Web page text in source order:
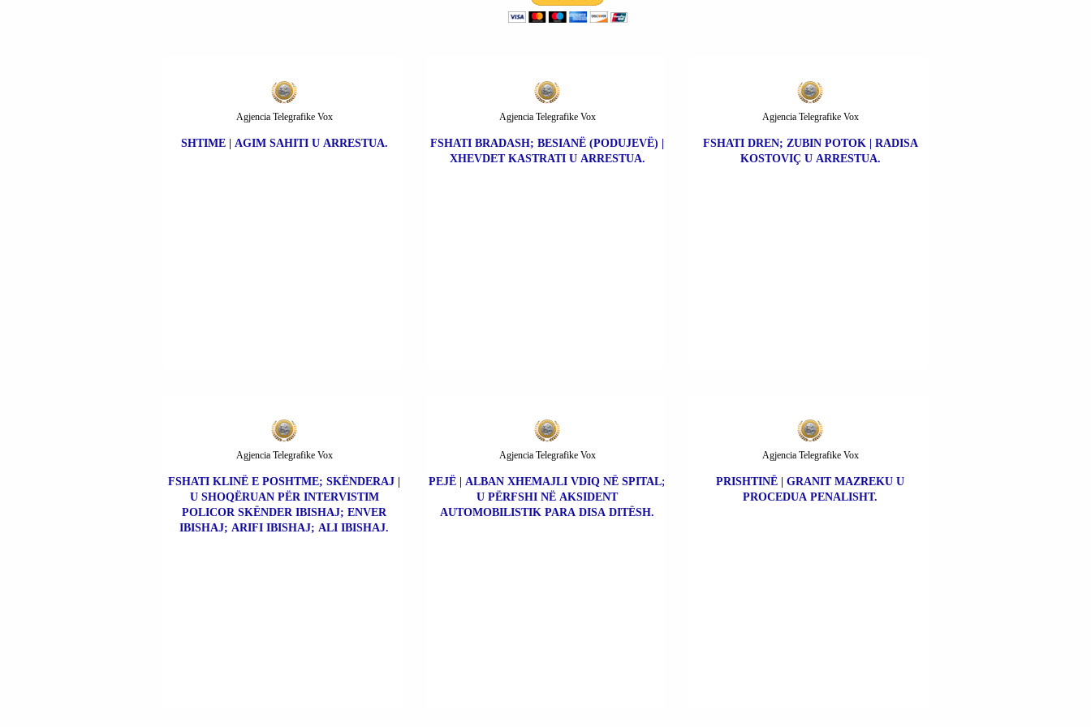
SHTIME | AGIM SAHITI U ARRESTUA.
Agjencia Telegrafike Vox
FSHATI BRADASH; BESIANË (PODUJEVË) |
XHEVDET KASTRATI U ARRESTUA.
Agjencia Telegrafike Vox
FSHATI DREN; ZUBIN POTOK | RADISA
KOSTOVIÇ U ARRESTUA.
Agjencia Telegrafike Vox
FSHATI KLINË E POSHTME; SKËNDERAJ |
U SHOQËRUAN PËR INTERVISTIM
POLICOR SKËNDER IBISHAJ; ENVER
IBISHAJ; ARIFI IBISHAJ; ALI IBISHAJ.
Agjencia Telegrafike Vox
PEJË | ALBAN XHEMAJLI VDIQ NË SPITAL;
U PËRFSHI NË AKSIDENT
AUTOMOBILISTIK PARA DISA DITËSH.
Agjencia Telegrafike Vox
PRISHTINË | GRANIT MAZREKU U
PROCEDUA PENALISHT.
Agjencia Telegrafike Vox